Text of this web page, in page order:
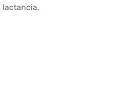
lactancia.